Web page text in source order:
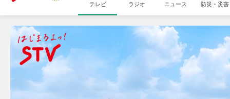
ＳＴＶ札
幌テレビ
ュ
テレビ ラジオ ニュース 防災・災害